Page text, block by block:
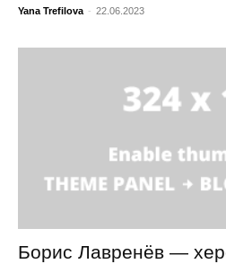
Yana Trefilova - 22.06.2023
Борис Лавренёв —